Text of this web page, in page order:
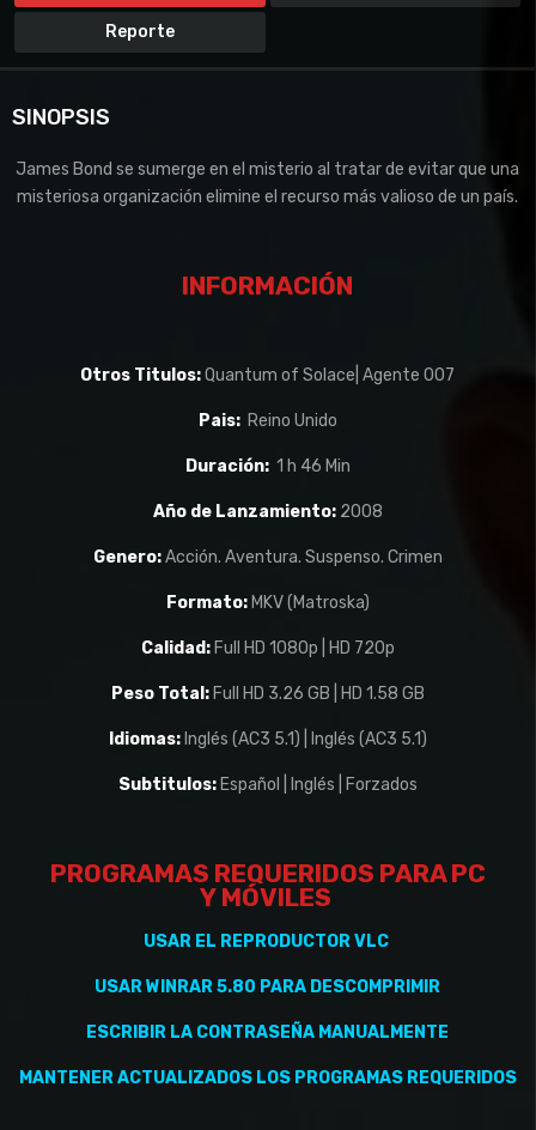
Reporte
SINOPSIS
James Bond se sumerge en el misterio al tratar de evitar que una
misteriosa organización elimine el recurso más valioso de un país.
INFORMACIÓN
Otros Titulos:Quantum of Solace| Agente 007
Pais:Reino Unido
Duración: 1 h 46 Min
Año de Lanzamiento:2008
Genero:Acción. Aventura. Suspenso. Crimen
Formato: MKV (Matroska)
Calidad: Full HD 1080p | HD 720p
Peso Total:Full HD 3.26 GB | HD 1.58 GB
Idiomas:Inglés (AC3 5.1) | Inglés (AC3 5.1)
Subtitulos: Español | Inglés | Forzados
PROGRAMAS REQUERIDOS PARA PC
Y MÓVILES
USAR EL REPRODUCTOR VLC
USAR WINRAR 5.80 PARA DESCOMPRIMIR
ESCRIBIR LA CONTRASEÑA MANUALMENTE
MANTENERACTUALIZADOSLOS PROGRAMAS REQUERIDOS